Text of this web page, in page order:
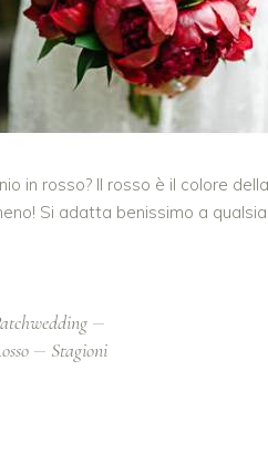
in rosso? Il rosso è il colore
Si adatta benissimo a
Stagioni